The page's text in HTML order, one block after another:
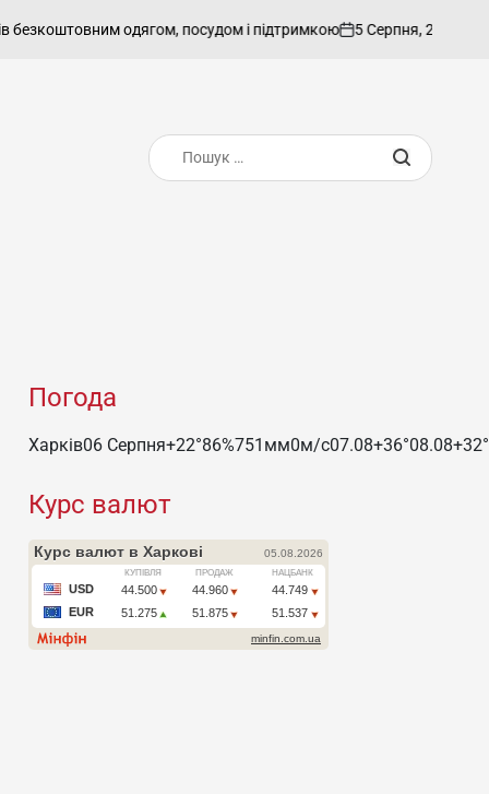
одягом, посудом і підтримкою
on
5 Серпня, 2026
Пошук:
Погода
Харків06 Серпня+22°86%751 мм0м/c07.08+36°08.08+32°
Курс валют